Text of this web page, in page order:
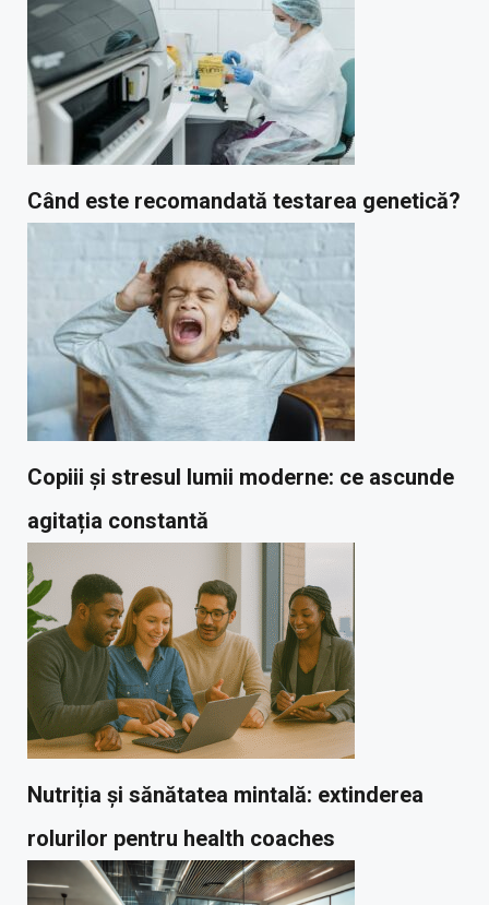
Când este recomandată testarea genetică?
Copiii și stresul lumii moderne: ce ascunde
agitația constantă
Nutriția și sănătatea mintală: extinderea
rolurilor pentru health coaches